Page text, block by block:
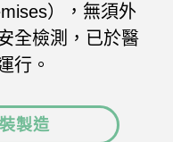
房與安全管理
），無須外
全檢測，已於醫
行。
製造